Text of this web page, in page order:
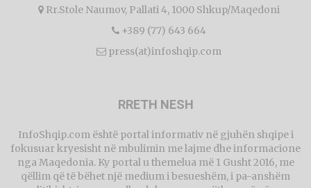
Rr.Stole Naumov, Pallati 4, 1000 Shkup/Maqedoni
+389 (77) 643 664
press(at)infoshqip.com
RRETH NESH
InfoShqip.com është portal informativ në gjuhën shqipe i
fokusuar kryesisht në mbulimin me lajme dhe informacione
nga Maqedonia. Ky portal u themelua më 1 Gusht 2016, me
qëllim që të bëhet një medium i besueshëm, i pa-anshëm